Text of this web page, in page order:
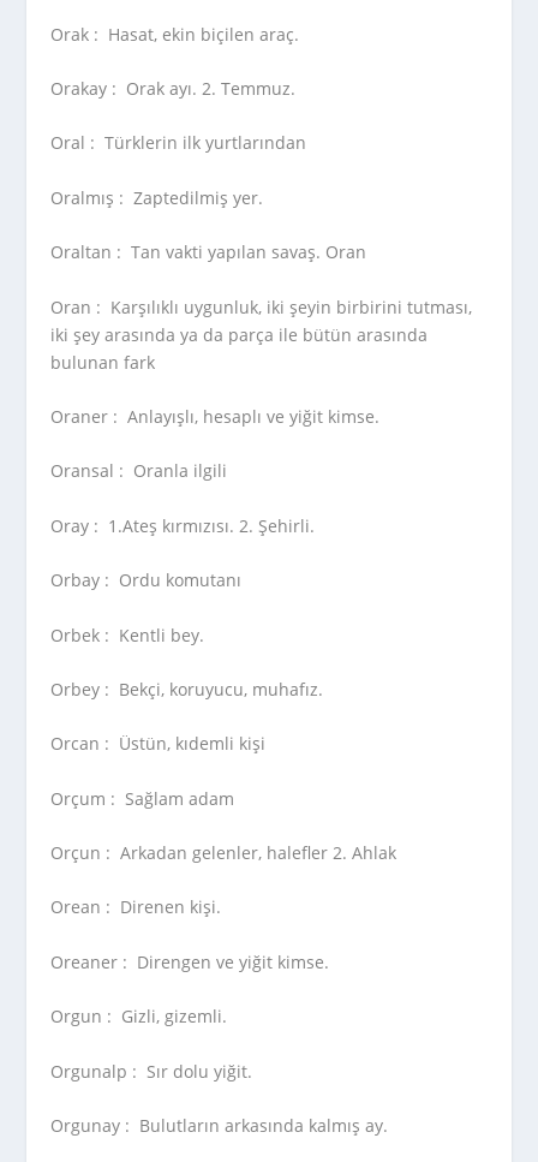
Orak : Hasat, ekin biçilen araç.
Orakay : Orak ayı. 2. Temmuz.
Oral : Türklerin ilk yurtlarından
Oralmış : Zaptedilmiş yer.
Oraltan : Tan vakti yapılan savaş. Oran
Oran : Karşılıklı uygunluk, iki şeyin birbirini tutması,
iki şey arasında ya da parça ile bütün arasında
bulunan fark
Oraner : Anlayışlı, hesaplı ve yiğit kimse.
Oransal : Oranla ilgili
Oray : 1.Ateş kırmızısı. 2. Şehirli.
Orbay : Ordu komutanı
Orbek : Kentli bey.
Orbey : Bekçi, koruyucu, muhafız.
Orcan : Üstün, kıdemli kişi
Orçum : Sağlam adam
Orçun : Arkadan gelenler, halefler 2. Ahlak
Orean : Direnen kişi.
Oreaner : Direngen ve yiğit kimse.
Orgun : Gizli, gizemli.
Orgunalp : Sır dolu yiğit.
Orgunay : Bulutların arkasında kalmış ay.